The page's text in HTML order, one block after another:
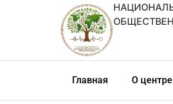
Главная О центре